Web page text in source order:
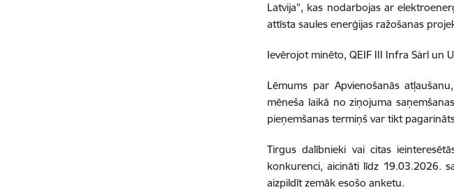
Latvija”, kas nodarbojas ar
attīsta saules enerģijas ražošanas
Ievērojot minēto,QEIF III Infra Sàrl un
Lēmums par Apvienošanās
mēneša laikā no ziņojuma
pieņemšanas termiņš var tikt
Tirgus dalībnieki vai citas
konkurenci, aicināti līdz 19.03.2026.
aizpildīt zemāk esošo anketu.